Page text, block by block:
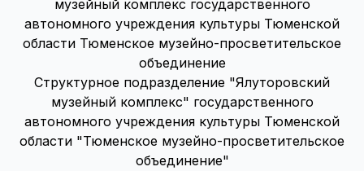
Структурное подразделение "Ялуторовский
музейный комплекс" государственного
автономного учреждения культуры Тюменской
области "Тюменское музейно-просветительское
объединение"